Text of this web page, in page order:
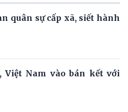
quân sự cấp xã, siết hành
Việt Nam vào bán kết với